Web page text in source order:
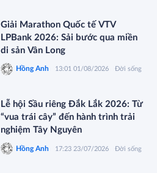
Giải Marathon Quốc tế VTV
LPBank 2026: Sải bước qua miền
di sản Vân Long
Hồng Anh 13:01 01/08/2026 Đời sống
Lễ hội Sầu riêng Đắk Lắk 2026: Từ
“vua trái cây” đến hành trình trải
nghiệm Tây Nguyên
Hồng Anh 17:23 23/07/2026 Đời sống